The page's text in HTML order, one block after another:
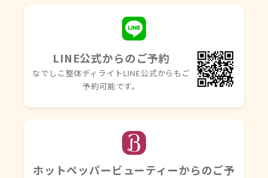
LINE公式からのご予約
なでしこ整体ディライトLINE公式からもご
予約可能です。
ホットペッパービューティーからのご予